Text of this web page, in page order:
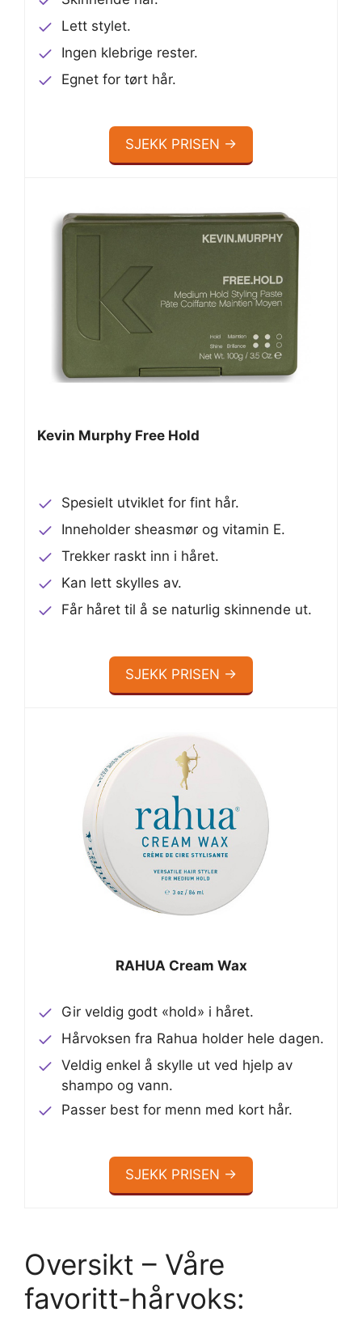
Lett stylet.
Ingen klebrige rester.
Egnet for tørt hår.
SJEKK PRISEN →
Kevin Murphy Free Hold
Spesielt utviklet for fint hår.
Inneholder sheasmør og vitamin E.
Trekker raskt inn i håret.
Kan lett skylles av.
Får håret til å se naturlig skinnende ut.
SJEKK PRISEN →
RAHUA Cream Wax
Gir veldig godt «hold» i håret.
Hårvoksen fra Rahua holder hele dagen.
Veldig enkel å skylle ut ved hjelp av
shampo og vann.
Passer best for menn med kort hår.
SJEKK PRISEN →
Oversikt – Våre
favoritt-hårvoks: